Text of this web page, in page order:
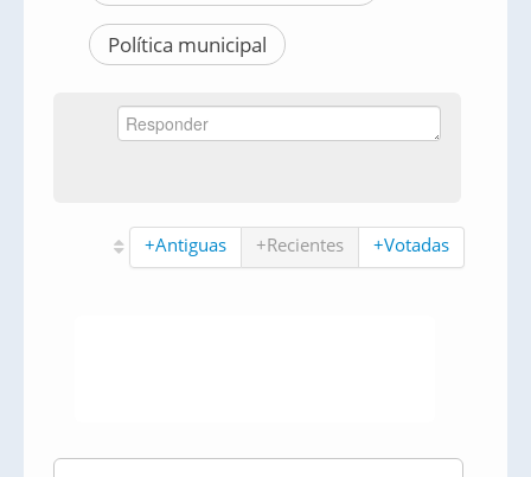
Política municipal
+Antiguas +Recientes +Votadas